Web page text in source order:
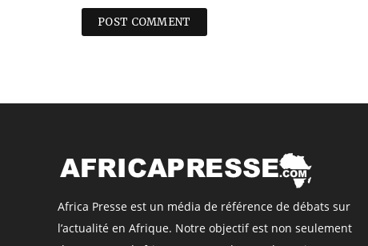
Africa Presse est un média de référence de débats sur
l’actualité en Afrique. Notre objectif est non seulement